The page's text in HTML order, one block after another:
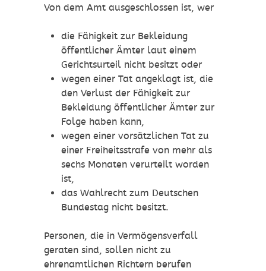
Von dem Amt ausgeschlossen ist, wer
die Fähigkeit zur Bekleidung
öffentlicher Ämter laut einem
Gerichtsurteil nicht besitzt oder
wegen einer Tat angeklagt ist, die
den Verlust der Fähigkeit zur
Bekleidung öffentlicher Ämter zur
Folge haben kann,
wegen einer vorsätzlichen Tat zu
einer Freiheitsstrafe von mehr als
sechs Monaten verurteilt worden
ist,
das Wahlrecht zum Deutschen
Bundestag nicht besitzt.
Personen, die in Vermögensverfall
geraten sind, sollen nicht zu
ehrenamtlichen Richtern berufen